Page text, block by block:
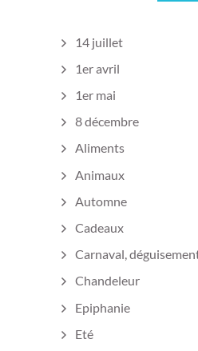
14 juillet
1er avril
1er mai
8 décembre
Aliments
Animaux
Automne
Cadeaux
Carnaval,
Chandeleur
Epiphanie
Eté